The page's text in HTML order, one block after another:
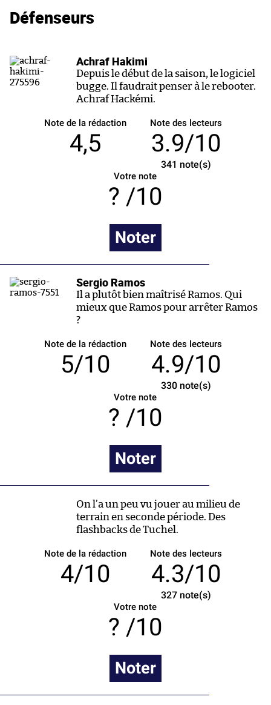
Défenseurs
Achraf Hakimi
Depuis le début de la saison, le logiciel
bugge. Il faudrait penser à le rebooter.
Achraf Hackémi.
Note de la rédaction
4,5
Note des lecteurs
3.9/10
341 note(s)
Votre note
/10
Noter
Sergio Ramos
Il a plutôt bien maîtrisé Ramos. Qui
mieux que Ramos pour arrêter Ramos
?
Note de la rédaction
5/10
Note des lecteurs
4.9/10
330note(s)
Votre note
/10
Noter
On l’a un peu vu jouer au milieu de
terrain en seconde période. Des
flashbacks de Tuchel.
Note de la rédaction
4/10
Note des lecteurs
4.3/10
327note(s)
Votre note
/10
Noter